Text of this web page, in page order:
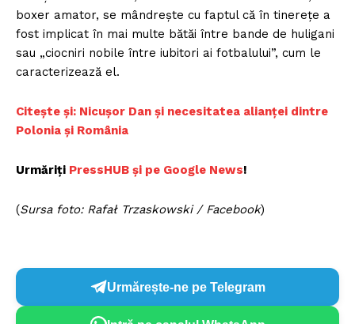
boxer amator, se mândrește cu faptul că în tinerețe a
fost implicat în mai multe bătăi între bande de huligani
sau „ciocniri nobile între iubitori ai fotbalului”, cum le
caracterizează el.
Citește și: Nicușor Dan și necesitatea alianței dintre
Polonia și România
Urmăriți PressHUB și pe Google News!
(Sursa foto: Rafał Trzaskowski / Facebook)
Urmărește-ne pe Telegram